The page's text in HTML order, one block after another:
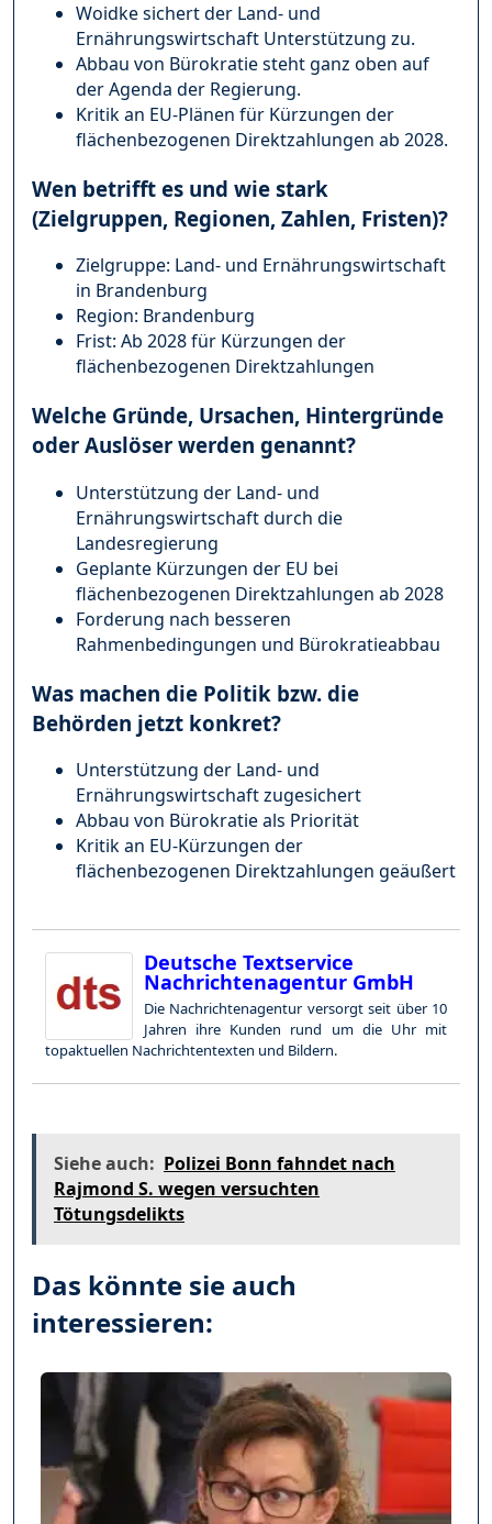
Woidke sichert der Land- und
Ernährungswirtschaft Unterstützung zu.
Abbau von Bürokratie steht ganz oben auf
der Agenda der Regierung.
Kritik an EU-Plänen für Kürzungen der
flächenbezogenen Direktzahlungen ab 2028.
Wen betrifft es und wie stark
(Zielgruppen, Regionen, Zahlen, Fristen)?
Zielgruppe: Land- und Ernährungswirtschaft
in Brandenburg
Region: Brandenburg
Frist: Ab 2028 für Kürzungen der
flächenbezogenen Direktzahlungen
Welche Gründe, Ursachen, Hintergründe
oder Auslöser werden genannt?
Unterstützung der Land- und
Ernährungswirtschaft durch die
Landesregierung
Geplante Kürzungen der EU bei
flächenbezogenen Direktzahlungen ab 2028
Forderung nach besseren
Rahmenbedingungen und Bürokratieabbau
Was machen die Politik bzw. die
Behörden jetzt konkret?
Unterstützung der Land- und
Ernährungswirtschaft zugesichert
Abbau von Bürokratie als Priorität
Kritik an EU-Kürzungen der
flächenbezogenen Direktzahlungen geäußert
Deutsche Textservice
Nachrichtenagentur GmbH
Die Nachrichtenagentur versorgt seit über 10
Jahren ihre Kunden rund um die Uhr mit
topaktuellen Nachrichtentexten und Bildern.
Siehe auch: Polizei Bonn fahndet nach
Rajmond S. wegen versuchten
Tötungsdelikts
Das könnte sie auch
interessieren: